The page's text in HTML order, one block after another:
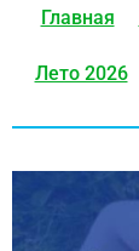
Главная
Лето 2026